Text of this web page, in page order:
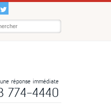
réponse immédiate
774-4440